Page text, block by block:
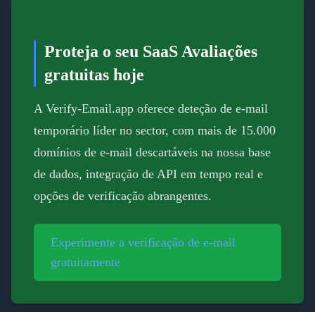
Proteja o seu SaaS Avaliações
gratuitas hoje
A Verify-Email.app oferece deteção de e-mail
temporário líder no sector, com mais de 15.000
domínios de e-mail descartáveis na nossa base
de dados, integração de API em tempo real e
opções de verificação abrangentes.
Experimente a verificação de e-mail
gratuitamente